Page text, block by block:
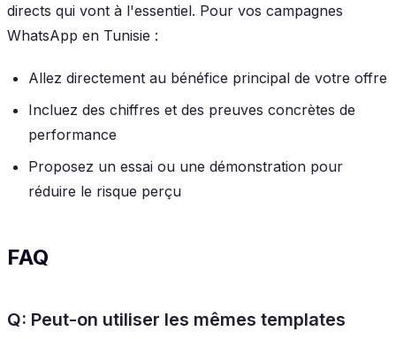
directs qui vont à l'essentiel. Pour vos campagnes
WhatsApp en Tunisie :
Allez directement au bénéfice principal de votre offre
Incluez des chiffres et des preuves concrètes de
performance
Proposez un essai ou une démonstration pour
réduire le risque perçu
FAQ
Q: Peut-on utiliser les mêmes templates